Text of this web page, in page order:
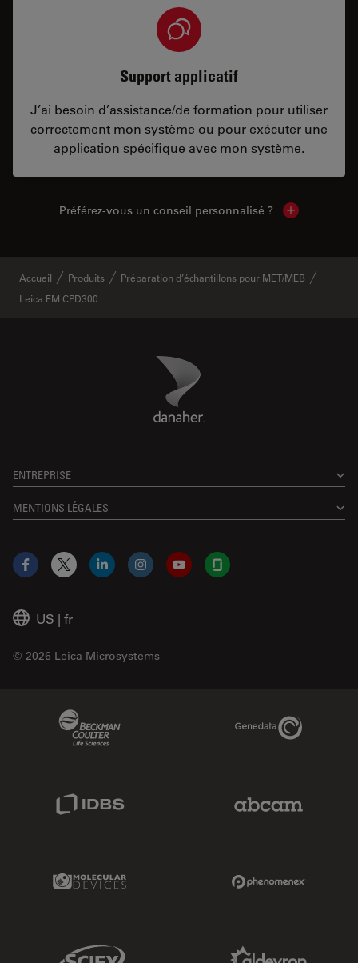
Support applicatif
J’ai besoin d’assistance/de formation pour utiliser
correctement mon système ou pour exécuter une
application spécifique avec mon système.
Préférez-vous un conseil personnalisé ? Show local
Accueil Produits
Préparation d’échantillons pour MET/MEB
Leica EM CPD300
Danaher Logo
ENTREPRISE
MENTIONS LÉGALES
US | fr
© 2026 Leica Microsystems
Facebook
X LinkedInInstagramYouTubeGlassdoor
Genedata Link
IDBS Link
Molecular Devices Link
Sciex Link